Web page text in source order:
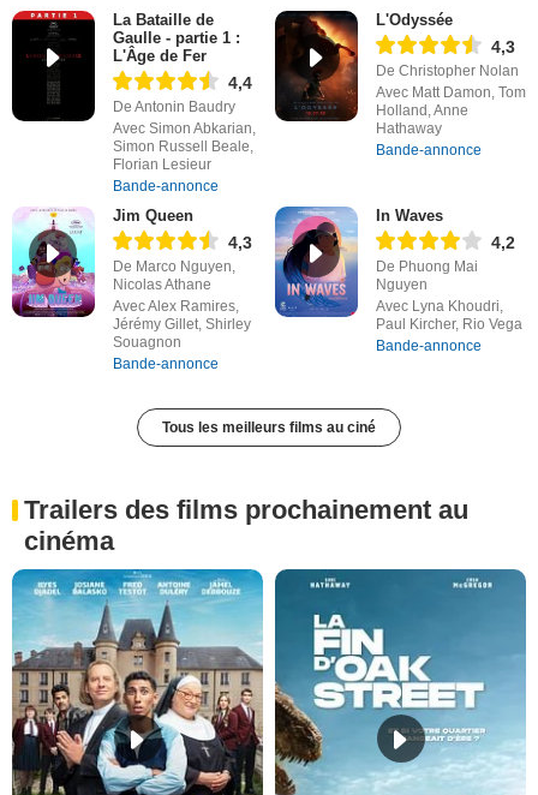
La Bataille de
Gaulle - partie 1 :
L'Âge de Fer
4,4
De Antonin Baudry
Avec Simon Abkarian,
Simon Russell Beale,
Florian Lesieur
Bande-annonce
L'Odyssée
4,3
De Christopher Nolan
Avec Matt Damon, Tom
Holland, Anne
Hathaway
Bande-annonce
Jim Queen
4,3
De Marco Nguyen,
Nicolas Athane
Avec Alex Ramires,
Jérémy Gillet, Shirley
Souagnon
Bande-annonce
In Waves
4,2
De Phuong Mai
Nguyen
Avec Lyna Khoudri,
Paul Kircher, Rio Vega
Bande-annonce
Tous les meilleurs films au ciné
Trailers des films prochainement au
cinéma